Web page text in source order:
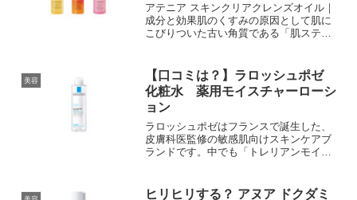
アテニア スキンクリアクレンズオイル｜
成分と効果肌のくすみの原因として肌に
こびりついた古い角質である「肌ステイ
「イモーテルオイル」が肌ステインを分
解し、頑固なくすみにアプ...
美容
【口コミは？】ラロッシュポゼ
化粧水 薬用モイスチャーローシ
ョン
ラロッシュポゼはフランスで誕生した、
皮膚科医監修の敏感肌向けスキンケアブ
ランドです。中でも「トレリアンモイス
UP、肌のバリア機能UP、肌荒れ改善の
ヒリヒリする？ アヌア ドクダミ